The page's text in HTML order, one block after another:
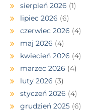
sierpień 2026 (1)
lipiec 2026 (6)
czerwiec 2026 (4)
maj 2026 (4)
kwiecień 2026 (4)
marzec 2026 (4)
luty 2026 (3)
styczeń 2026 (4)
grudzień 2025 (6)